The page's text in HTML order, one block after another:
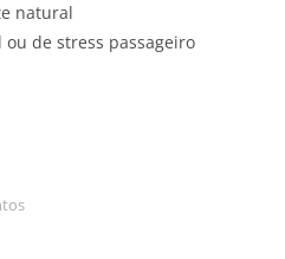
natural
de stress passageiro